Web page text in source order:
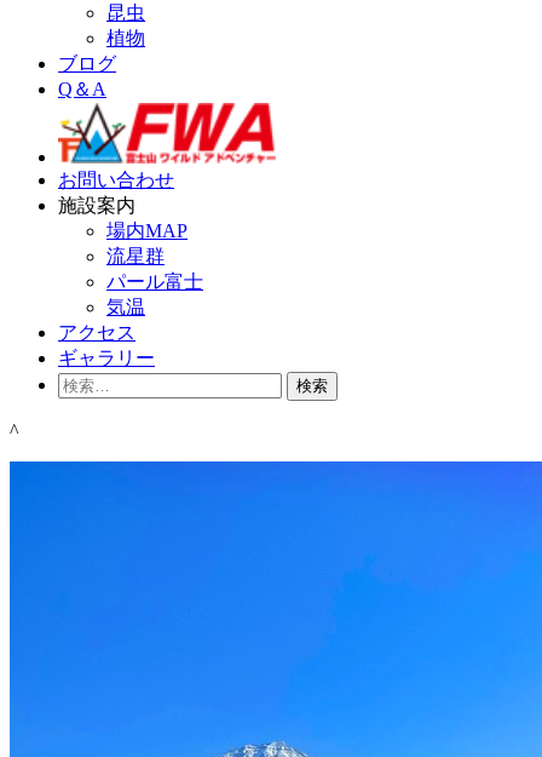
昆虫
植物
ブログ
Q＆A
お問い合わせ
施設案内
場内MAP
流星群
パール富士
気温
アクセス
ギャラリー
検
^